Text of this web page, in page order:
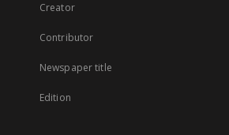
Creator
Contributor
Newspaper title
Edition